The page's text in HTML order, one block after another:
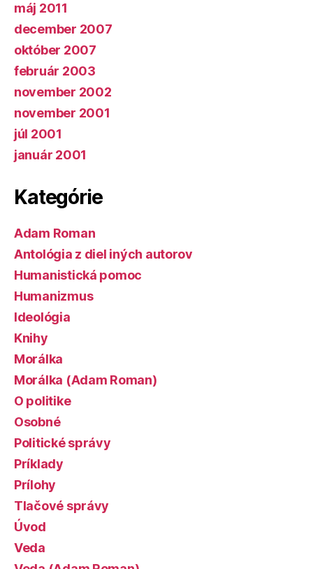
máj 2011
december 2007
október 2007
február 2003
november 2002
november 2001
júl 2001
január 2001
Kategórie
Adam Roman
Antológia z diel iných autorov
Humanistická pomoc
Humanizmus
Ideológia
Knihy
Morálka
Morálka (Adam Roman)
O politike
Osobné
Politické správy
Príklady
Prílohy
Tlačové správy
Úvod
Veda